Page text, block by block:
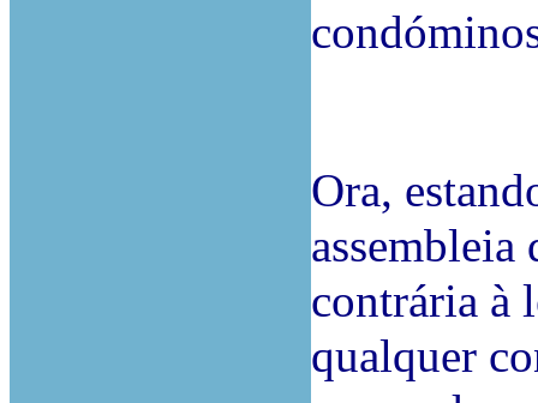
Ora,
contrária à
qualquer